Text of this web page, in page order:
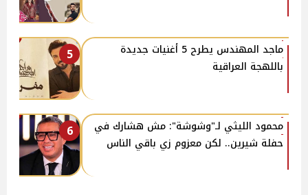
5
ماجد المهندس يطرح 5 أغنيات جديدة
باللهجة العراقية
6
محمود الليثي لـ"وشوشة": مش هشارك في
حفلة شيرين.. لكن معزوم زي باقي الناس